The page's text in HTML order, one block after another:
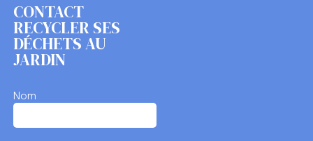
CONTACT
RECYCLER SES
DÉCHETS AU
JARDIN
Nom